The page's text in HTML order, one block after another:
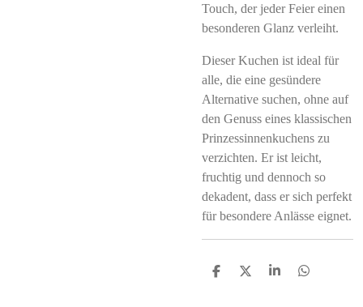
Touch, der jeder Feier einen
besonderen Glanz verleiht.
Dieser Kuchen ist ideal für
alle, die eine gesündere
Alternative suchen, ohne auf
den Genuss eines klassischen
Prinzessinnenkuchens zu
verzichten. Er ist leicht,
fruchtig und dennoch so
dekadent, dass er sich perfekt
für besondere Anlässe eignet.
S
S
S
S